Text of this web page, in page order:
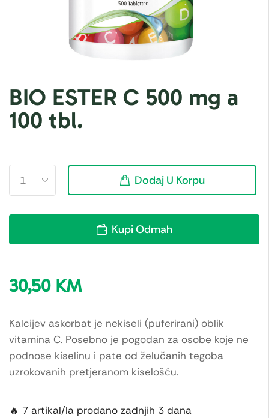
BIO ESTER C 500 mg a
100 tbl.
Dodaj U Korpu
Kupi Odmah
30,50 KM
Kalcijev askorbat je nekiseli (puferirani) oblik
vitamina C. Posebno je pogodan za osobe koje ne
podnose kiselinu i pate od želučanih tegoba
uzrokovanih pretjeranom kiselošću.
🔥 7 artikal/la prodano zadnjih 3 dana